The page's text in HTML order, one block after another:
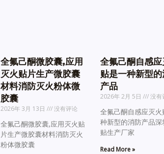
全氟己酮微胶囊,应用
灭火贴片生产微胶囊
材料消防灭火粉体微
胶囊
2026年 3月 13日 没有评论
全氟己酮微胶囊,应用灭火贴
片生产微胶囊材料消防灭火
粉体微胶囊
全氟己酮自感应
贴是一种新型
产品
2026年 2月 5日 没有
全氟己酮自感应灭火
种新型的消防产品深
贴生产厂家
Read More »